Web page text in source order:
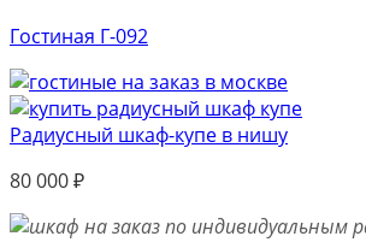
Гостиная Г-092
Радиусный шкаф-купе в нишу
80 000₽